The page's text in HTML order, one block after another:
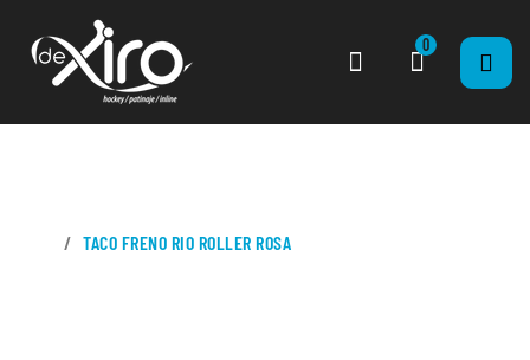
0
TACO FRENO RIO ROLLER ROSA